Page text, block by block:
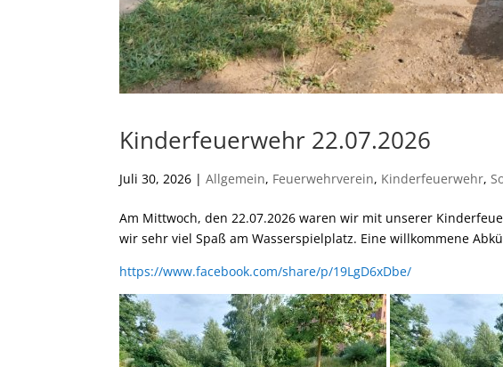
Kinderfeuerwehr 22.07.2026
Juli 30, 2026 |Allgemein, Feuerwehrverein, Kinderfeuerwehr,
Am Mittwoch, den 22.07.2026 waren wir mit unserer
wir sehr viel Spaß am Wasserspielplatz. Eine willkommene
https://www.facebook.com/share/p/19LgD6xDbe/